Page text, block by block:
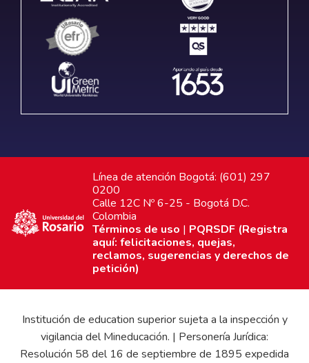
Línea de atención Bogotá: (601) 297
0200
Calle 12C Nº 6-25 - Bogotá D.C.
Colombia
Términos de uso | PQRSDF (Registra
aquí: felicitaciones, quejas,
reclamos, sugerencias y derechos de
petición)
Institución de education superior sujeta a la inspección y
vigilancia del Mineducación. | Personería Jurídica:
Resolución 58 del 16 de septiembre de 1895 expedida